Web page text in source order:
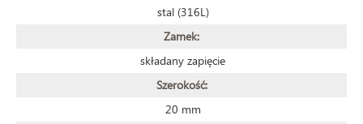
stal (316L)
Zamek:
składany zapięcie
Szerokość:
20 mm